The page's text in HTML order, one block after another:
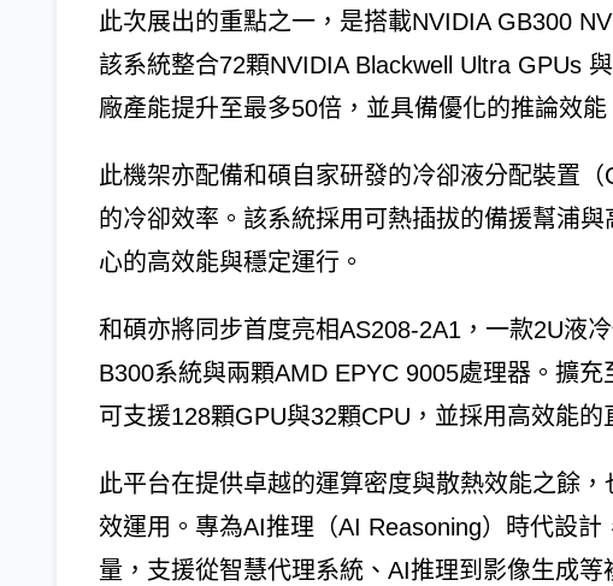
此次展出的重點之一，是搭載NVIDIA GB300
該系統整合72顆NVIDIA Blackwell Ultra GPUs
廠產能提升至最多50倍，並具備優化的推論效能
此機架亦配備和碩自家研發的冷卻液分配裝置
的冷卻效率。該系統採用可熱插拔的備援幫浦
心的高效能與穩定運行。
和碩亦將同步首度亮相AS208-2A1，一款2U液
B300系統與兩顆AMD EPYC 9005處理器。擴充
可支援128顆GPU與32顆CPU，並採用高效能的
此平台在提供卓越的運算密度與散熱效能之餘
效運用。專為AI推理（AI Reasoning）時代設
量，支援從智慧代理系統、AI推理到影像生成